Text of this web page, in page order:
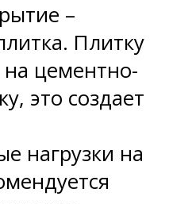
–
Плитку
на цементно-
это создает
нагрузки на